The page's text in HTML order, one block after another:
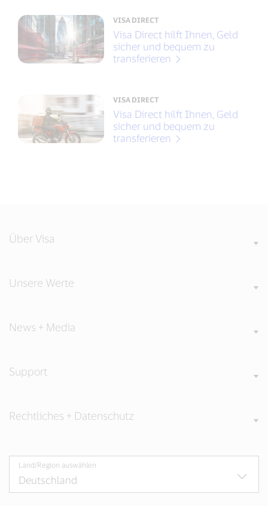
VISA DIRECT
Visa Direct hilft Ihnen, Geld
sicher und bequem zu
transferieren
VISA DIRECT
Visa Direct hilft Ihnen, Geld
sicher und bequem zu
transferieren
Über Visa
Unsere Werte
News + Media
Support
Rechtliches + Datenschutz
Land/Region auswählen